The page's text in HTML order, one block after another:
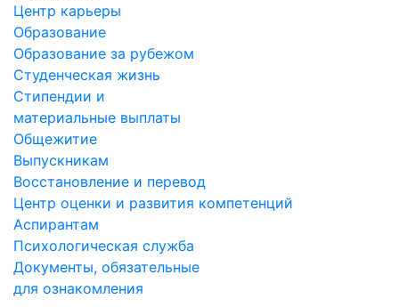
Центр карьеры
Образование
Образование за рубежом
Студенческая жизнь
Стипендии и
материальные выплаты
Общежитие
Выпускникам
Восстановление и перевод
Центр оценки и развития компетенций
Аспирантам
Психологическая служба
Документы, обязательные
для ознакомления